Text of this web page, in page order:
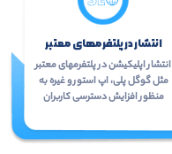
انتشار در پلتفرمهای معتبر
انتشار اپلیکیشن در پلتفرمهای معتبر
مثل گوگل پلی، اپ استور و غیره به
منظور افزایش دسترسی کاربران